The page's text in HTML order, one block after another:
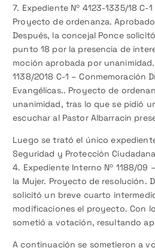
7. Expediente Nº 4123-1335/18 C-
Proyecto de ordenanza.
Después, la concejal Ponce
punto 18 por la presencia de
moción aprobada por
1138/2018 C-1 – Conmemoración
Evangélicas.. Proyecto de
unanimidad, tras lo que se pidió
escuchar al Pastor Albarracín
Luego se trató el único
Seguridad y Protección
4. Expediente Interno Nº 1188/09
la Mujer. Proyecto de resolución.
solicitó un breve cuarto
modificaciones el proyecto. Con
sometió a votación, resultando
A continuación se sometieron a